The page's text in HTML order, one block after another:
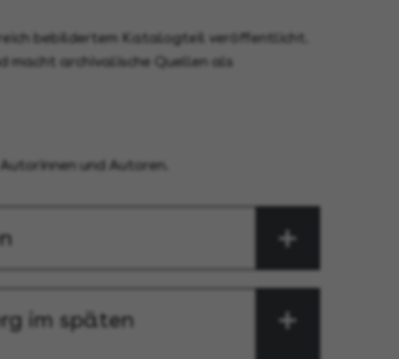
bebildertem Katalogteil veröffentlicht.
macht archivalische Quellen als
und Autoren.
im späten